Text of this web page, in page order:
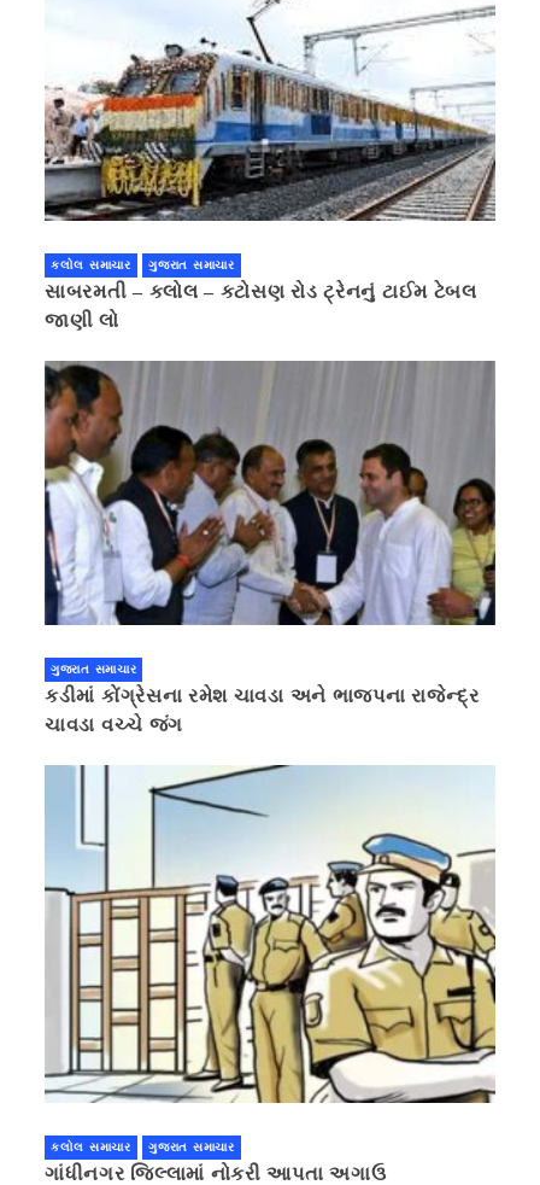
કલોલ સમાચાર ગુજરાત સમાચાર
સાબરમતી – કલોલ – કટોસણ રોડ ટ્રેનનું ટાઈમ ટેબલ
જાણી લો
ગુજરાત સમાચાર
કડીમાં કોંગ્રેસના રમેશ ચાવડા અને ભાજપના રાજેન્દ્ર
ચાવડા વચ્ચે જંગ
કલોલ સમાચાર ગુજરાત સમાચાર
ગાંધીનગર જિલ્લામાં નોકરી આપતા અગાઉ